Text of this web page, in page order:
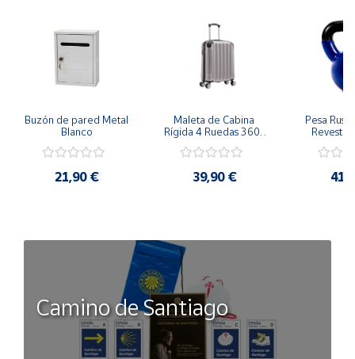
Buzón de pared Metal
Blanco
21,90 €
Maleta de Cabina
Rígida 4 Ruedas 360º
37L
39,90 €
Pesa
Camino de Santiago